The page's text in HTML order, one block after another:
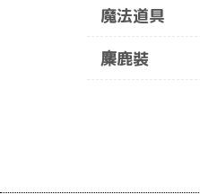
魔法道具
麋鹿裝